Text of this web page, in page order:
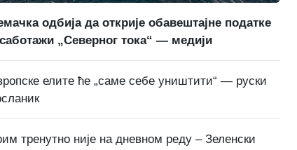
одбија да открије обавештајне податке
„Северног тока“ — медији
елите ће „саме себе уништити“ — руски
тренутно није на дневном реду – Зеленски